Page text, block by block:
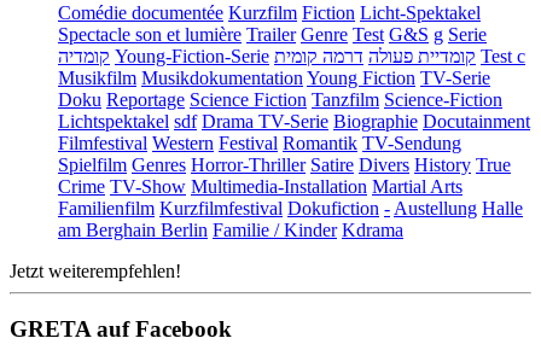
Comédie documentée Kurzfilm Fiction Licht-Spektakel
Spectacle son et lumière Trailer Genre Test G&S g Serie
קומדיה Young-Fiction-Serie קומדיית פעולה דרמה קומית
Test c
Musikfilm Musikdokumentation Young Fiction TV-Serie
Doku Reportage Science Fiction Tanzfilm Science-Fiction
Lichtspektakel sdf Drama TV-Serie Biographie Docutainment
Filmfestival Western Festival Romantik TV-Sendung
Spielfilm Genres Horror-Thriller Satire Divers History True
Crime TV-Show Multimedia-Installation Martial Arts
Familienfilm Kurzfilmfestival Dokufiction - Austellung Halle
am Berghain Berlin Familie / Kinder Kdrama
Jetzt weiterempfehlen!
GRETA auf Facebook